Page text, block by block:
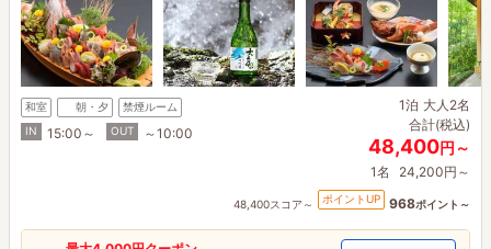
和室 朝・夕
禁煙ルーム
IN
15:00～ OUT ～10:00
1泊 大人2名
合計(税込)
48,400円～
1名 24,200円～
48,400スコア～ ポイントUP 968ポイント～